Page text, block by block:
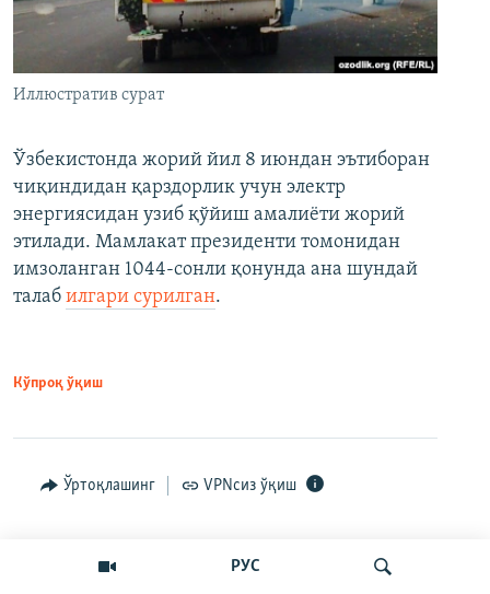
РУС
Иллюстратив сурат
Ўзбекистонда жорий йил 8 июндан эътиборан
чиқиндидан қарздорлик учун электр
энергиясидан узиб қўйиш амалиёти жорий
этилади. Мамлакат президенти томонидан
имзоланган 1044-сонли қонунда ана шундай
талаб илгари сурилган.
Кўпроқ ўқиш
Ўртоқлашинг VPNсиз ўқиш